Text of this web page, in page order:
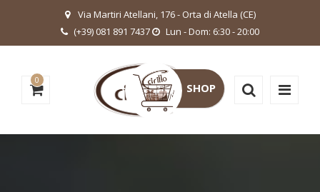
Via Martiri Atellani, 176 - Orta di Atella (CE)
(+39) 081 891 7437
Lun - Dom: 6:30 - 20:00
0
SHOP